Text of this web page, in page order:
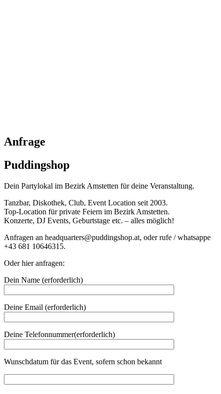
Anfrage
Puddingshop
Dein Partylokal im Bezirk Amstetten für deine Veranstaltung.
Tanzbar, Diskothek, Club, Event Location seit 2003.
Top-Location für private Feiern im Bezirk Amstetten.
Konzerte, DJ Events, Geburtstage etc. – alles möglich!
Anfragen an headquarters@puddingshop.at, oder rufe / whatsappe
+43 681 10646315.
Oder hier anfragen:
Dein Name (erforderlich)
Deine Email (erforderlich)
Deine Telefonnummer(erforderlich)
Wunschdatum für das Event, sofern schon bekannt